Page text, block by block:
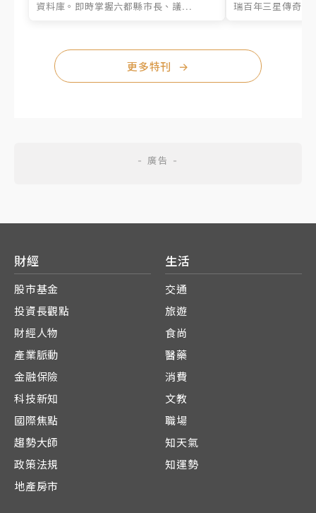
資料庫。即時掌握六都縣市長、議...
瑞百年三星傳奇、
更多特刊 →
財經
股市基金
投資長觀點
財經人物
產業脈動
金融保險
科技新知
國際焦點
趨勢大師
政策法規
地產房市
生活
交通
旅遊
食尚
醫藥
消費
文教
職場
知天氣
知運勢